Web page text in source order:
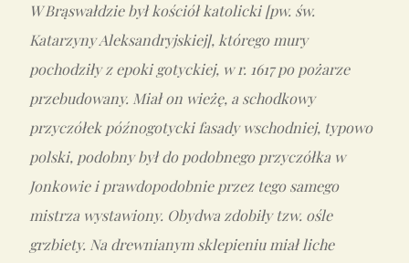
W Brąswałdzie był kościół katolicki [pw. św.
Katarzyny Aleksandryjskiej], którego mury
pochodziły z epoki gotyckiej, w r. 1617 po pożarze
przebudowany. Miał on wieżę, a schodkowy
przyczółek późnogotycki fasady wschodniej, typowo
polski, podobny był do podobnego przyczółka w
Jonkowie i prawdopodobnie przez tego samego
mistrza wystawiony. Obydwa zdobiły tzw. ośle
grzbiety. Na drewnianym sklepieniu miał liche